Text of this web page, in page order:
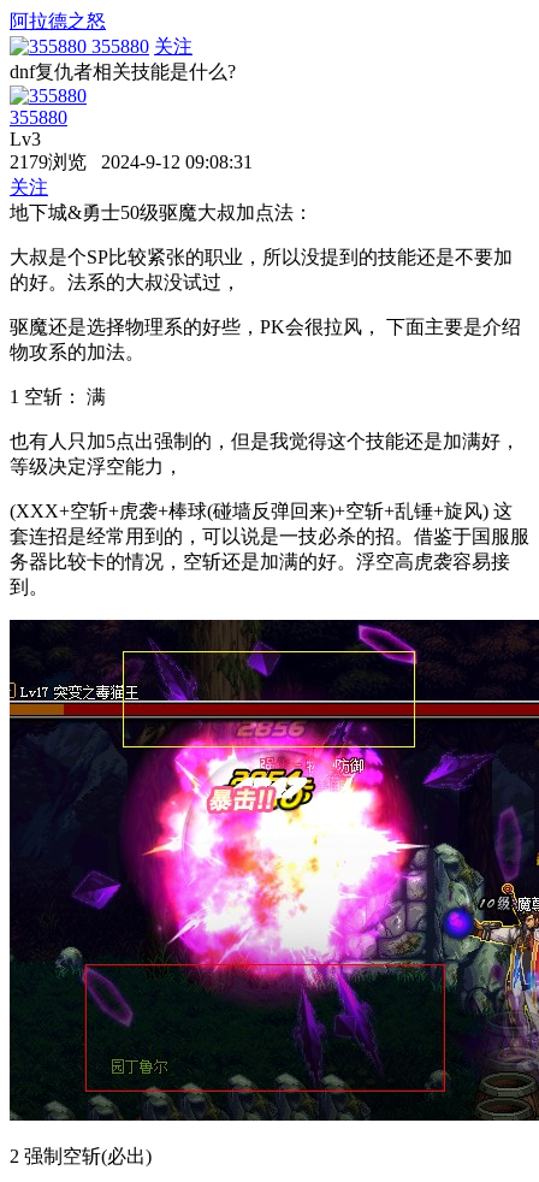
阿拉德之怒
355880 关注
dnf复仇者相关技能是什么?
355880
Lv3
2179浏览 2024-9-12 09:08:31
关注
地下城&勇士50级驱魔大叔加点法：
大叔是个SP比较紧张的职业，所以没提到的技能还是不要加
的好。法系的大叔没试过，
驱魔还是选择物理系的好些，PK会很拉风， 下面主要是介绍
物攻系的加法。
1 空斩： 满
也有人只加5点出强制的，但是我觉得这个技能还是加满好，
等级决定浮空能力，
(XXX+空斩+虎袭+棒球(碰墙反弹回来)+空斩+乱锤+旋风) 这
套连招是经常用到的，可以说是一技必杀的招。借鉴于国服服
务器比较卡的情况，空斩还是加满的好。浮空高虎袭容易接
到。
2 强制空斩(必出)